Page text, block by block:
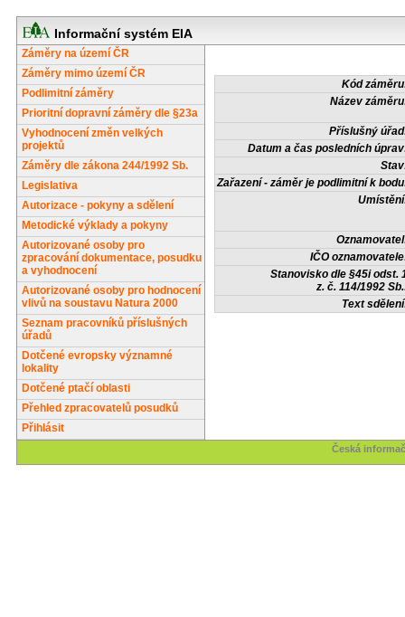
Informační systém EIA
Záměry na území ČR
Záměry mimo území ČR
Podlimitní záměry
Prioritní dopravní záměry dle §23a
Vyhodnocení změn velkých
projektů
Záměry dle zákona 244/1992 Sb.
Legislativa
Autorizace - pokyny a sdělení
Metodické výklady a pokyny
Autorizované osoby pro
zpracování dokumentace, posudku
a vyhodnocení
Autorizované osoby pro hodnocení
vlivů na soustavu Natura 2000
Seznam pracovníků příslušných
úřadů
Dotčené evropsky významné
lokality
Dotčené ptačí oblasti
Přehled zpracovatelů posudků
Přihlásit
Kód
Název
Příslušný
Datum a čas posledních
Zařazení - záměr je podlimitní k
IČO
Stanovisko dle §45i odst.
z. č. 114/1992
Text
Česká